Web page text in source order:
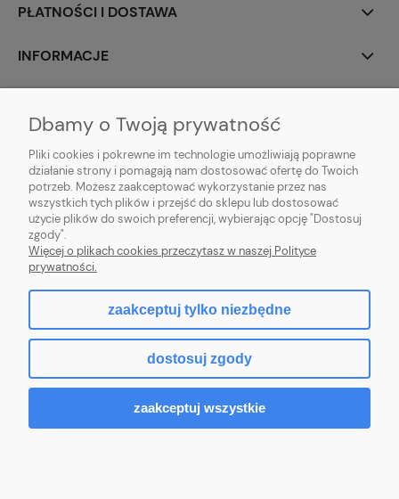
PŁATNOŚCI I DOSTAWA
INFORMACJE
animotki Anna Oprzędek
ul. Floriańska 3
41-500 Chorzów
sklep@animotki.pl
tel. 607090859
Sklep internetowy Shoper.pl
Dbamy o Twoją prywatność
Pliki cookies i pokrewne im technologie umożliwiają poprawne
działanie strony i pomagają nam dostosować ofertę do Twoich
potrzeb. Możesz zaakceptować wykorzystanie przez nas
wszystkich tych plików i przejść do sklepu lub dostosować
użycie plików do swoich preferencji, wybierając opcję "Dostosuj
zgody".
Więcej o plikach cookies przeczytasz w naszej Polityce
prywatności.
zaakceptuj tylko niezbędne
dostosuj zgody
zaakceptuj wszystkie